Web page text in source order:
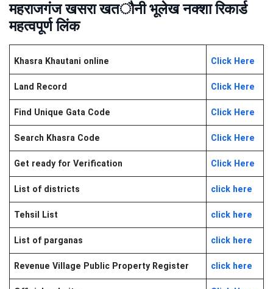
महराजगंज खसरा खतौनी भूलेख नक्शा रिकार्ड
महत्वपूर्ण लिंक
Khasra Khautani online Click Here
Land Record Click Here
Find Unique Gata Code Click Here
Search Khasra Code Click Here
Get ready for Verification Click Here
List of districts click here
Tehsil List click here
List of parganas click here
Revenue Village Public Property Register click here